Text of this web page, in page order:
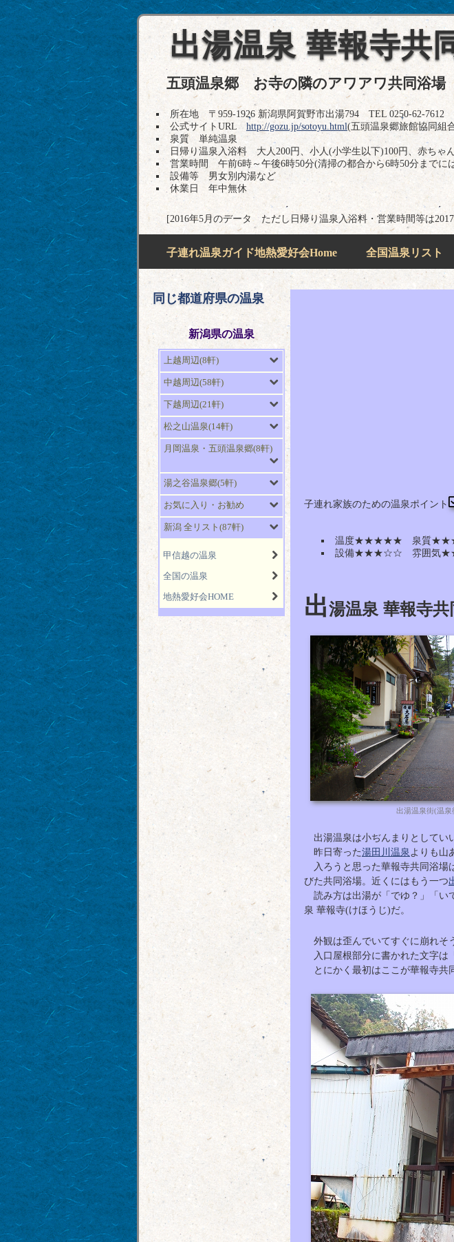
出湯温泉 華報寺共
五頭温泉郷 お寺の隣のアワアワ共同浴場
所在地 〒959-1926 新潟県阿賀野市出湯794 TEL 0250-62-7612
公式サイトURLhttp://gozu.jp/sotoyu.html(五頭温泉郷旅館協同組
泉質 単純温泉
日帰り温泉入浴料 大人200円、小人(小学生以下)100円、赤ちゃ
営業時間 午前6時～午後6時50分(清掃の都合から6時50分までに
設備等 男女別内湯など
休業日 年中無休
[2016年5月のデータ ただし日帰り温泉入浴料・営業時間等は
子連れ温泉ガイド地熱愛好会Home 全国温泉リスト
子連れ家族のための温泉ポイント
温度★★★★★ 泉質
設備★★★☆☆ 雰囲気
出湯温泉 華報寺
出湯温泉街(温泉
出湯温泉は小ぢんまりとしてい
昨日寄った湯田川温泉 よりも山
入ろうと思った華報寺共同浴場
びた共同浴場。近くにはもう一つ
読み方は出湯が「でゆ？」「い
泉 華報寺(けほうじ)だ。
外観は歪んでいてすぐに崩れそ
入口屋根部分に書かれた文字は
とにかく最初はここが華報寺共
同じ都道府県の温泉